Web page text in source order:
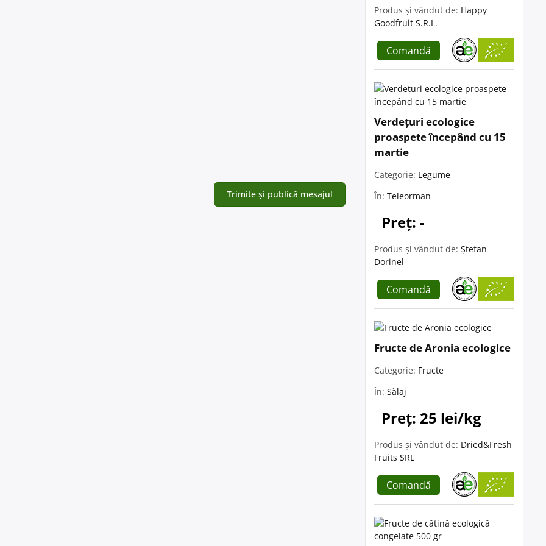
Produs și vândut de: Happy
Goodfruit S.R.L.
Comandă
Verdețuri ecologice
proaspete începând cu 15
martie
Categorie: Legume
În: Teleorman
Preț: -
Produs și vândut de: Ștefan
Dorinel
Comandă
Fructe de Aronia ecologice
Categorie: Fructe
În: Sălaj
Preț: 25 lei/kg
Produs și vândut de: Dried&Fresh
Fruits SRL
Comandă